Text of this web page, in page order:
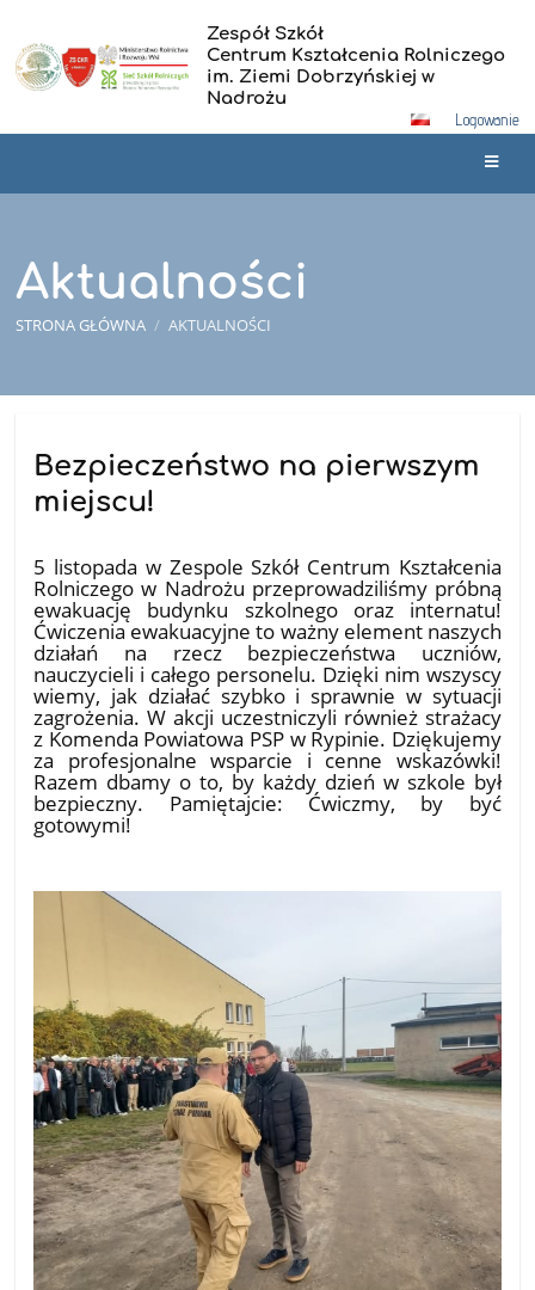
Zespół Szkół
Centrum Kształcenia Rolniczego
im. Ziemi Dobrzyńskiej w
Nadrożu
Logowanie
Aktualności
STRONA GŁÓWNA / AKTUALNOŚCI
Bezpieczeństwo na pierwszym
miejscu!
5 listopada w Zespole Szkół Centrum Kształcenia
Rolniczego w Nadrożu przeprowadziliśmy próbną
ewakuację budynku szkolnego oraz internatu!
Ćwiczenia ewakuacyjne to ważny element naszych
działań na rzecz bezpieczeństwa uczniów,
nauczycieli i całego personelu. Dzięki nim wszyscy
wiemy, jak działać szybko i sprawnie w sytuacji
zagrożenia. W akcji uczestniczyli również strażacy
z Komenda Powiatowa PSP w Rypinie. Dziękujemy
za profesjonalne wsparcie i cenne wskazówki!
Razem dbamy o to, by każdy dzień w szkole był
bezpieczny. Pamiętajcie: Ćwiczmy, by być
gotowymi!